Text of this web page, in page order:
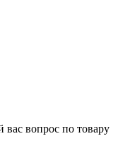
вопрос по товару